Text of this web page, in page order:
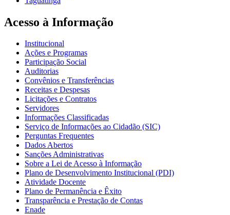
Acesso à Informação
Institucional
Ações e Programas
Participação Social
Auditorias
Convênios e Transferências
Receitas e Despesas
Licitações e Contratos
Servidores
Informações Classificadas
Serviço de Informações ao Cidadão (SIC)
Perguntas Frequentes
Dados Abertos
Sanções Administrativas
Sobre a Lei de Acesso à Informação
Plano de Desenvolvimento Institucional (PDI)
Atividade Docente
Plano de Permanência e Êxito
Transparência e Prestação de Contas
Enade